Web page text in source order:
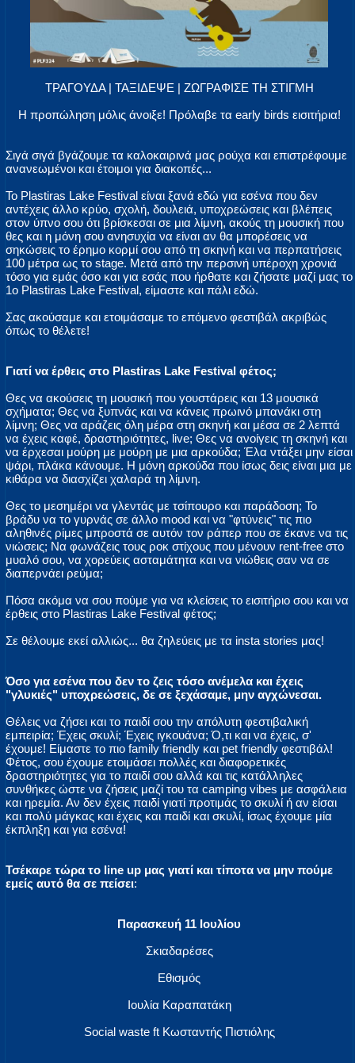
ΤΡΑΓΟΥΔΑ | ΤΑΞΙΔΕΨΕ | ΖΩΓΡΑΦΙΣΕ ΤΗ ΣΤΙΓΜΗ
Η προπώληση μόλις άνοιξε! Πρόλαβε τα early birds εισιτήρια!
Σιγά σιγά βγάζουμε τα καλοκαιρινά μας ρούχα και επιστρέφουμε
ανανεωμένοι και έτοιμοι για διακοπές...
Το Plastiras Lake Festival είναι ξανά εδώ για εσένα που δεν
αντέχεις άλλο κρύο, σχολή, δουλειά, υποχρεώσεις και βλέπεις
στον ύπνο σου ότι βρίσκεσαι σε μια λίμνη, ακούς τη μουσική που
θες και η μόνη σου ανησυχία να είναι αν θα μπορέσεις να
σηκώσεις το έρημο κορμί σου από τη σκηνή και να περπατήσεις
100 μέτρα ως το stage. Μετά από την περσινή υπέροχη χρονιά
τόσο για εμάς όσο και για εσάς που ήρθατε και ζήσατε μαζί μας το
1ο Plastiras Lake Festival, είμαστε και πάλι εδώ.
Σας ακούσαμε και ετοιμάσαμε το επόμενο φεστιβάλ ακριβώς
όπως το θέλετε!
Γιατί να έρθεις στο Plastiras Lake Festival φέτος;
Θες να ακούσεις τη μουσική που γουστάρεις και 13 μουσικά
σχήματα; Θες να ξυπνάς και να κάνεις πρωινό μπανάκι στη
λίμνη; Θες να αράζεις όλη μέρα στη σκηνή και μέσα σε 2 λεπτά
να έχεις καφέ, δραστηριότητες, live; Θες να ανοίγεις τη σκηνή και
να έρχεσαι μούρη με μούρη με μια αρκούδα; Έλα ντάξει μην είσαι
ψάρι, πλάκα κάνουμε. Η μόνη αρκούδα που ίσως δεις είναι μια με
κιθάρα να διασχίζει χαλαρά τη λίμνη.
Θες το μεσημέρι να γλεντάς με τσίπουρο και παράδοση; Το
βράδυ να το γυρνάς σε άλλο mood και να "φτύνεις" τις πιο
αληθινές ρίμες μπροστά σε αυτόν τον ράπερ που σε έκανε να τις
νιώσεις; Να φωνάζεις τους ροκ στίχους που μένουν rent-free στο
μυαλό σου, να χορεύεις ασταμάτητα και να νιώθεις σαν να σε
διαπερνάει ρεύμα;
Πόσα ακόμα να σου πούμε για να κλείσεις το εισιτήριο σου και να
έρθεις στο Plastiras Lake Festival φέτος;
Σε θέλουμε εκεί αλλιώς... θα ζηλεύεις με τα insta stories μας!
Όσο για εσένα που δεν το ζεις τόσο ανέμελα και έχεις
"γλυκιές" υποχρεώσεις, δε σε ξεχάσαμε, μην αγχώνεσαι.
Θέλεις να ζήσει και το παιδί σου την απόλυτη φεστιβαλική
εμπειρία; Έχεις σκυλί; Έχεις ιγκουάνα; Ό,τι και να έχεις, σ'
έχουμε! Είμαστε το πιο family friendly και pet friendly φεστιβάλ!
Φέτος, σου έχουμε ετοιμάσει πολλές και διαφορετικές
δραστηριότητες για το παιδί σου αλλά και τις κατάλληλες
συνθήκες ώστε να ζήσεις μαζί του τα camping vibes με ασφάλεια
και ηρεμία. Αν δεν έχεις παιδί γιατί προτιμάς το σκυλί ή αν είσαι
και πολύ μάγκας και έχεις και παιδί και σκυλί, ίσως έχουμε μία
έκπληξη και για εσένα!
Τσέκαρε τώρα το line up μας γιατί και τίποτα να μην πούμε
εμείς αυτό θα σε πείσει:
Παρασκευή 11 Ιουλίου
Σκιαδαρέσες
Εθισμός
Ιουλία Καραπατάκη
Social waste ft Κωσταντής Πιστιόλης